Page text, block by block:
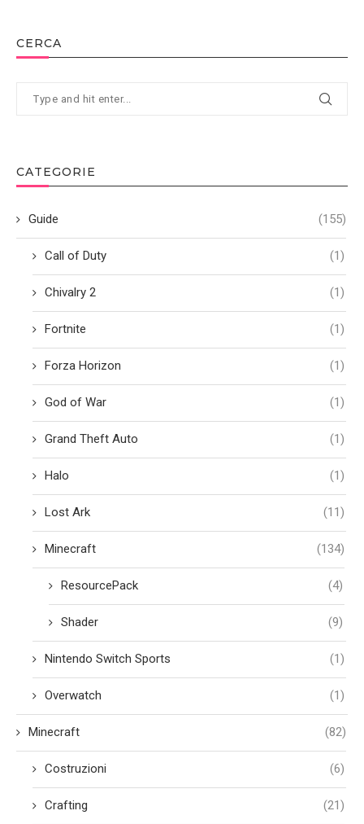
CERCA
CATEGORIE
Guide (155)
Call of Duty (1)
Chivalry 2 (1)
Fortnite (1)
Forza Horizon (1)
God of War (1)
Grand Theft Auto (1)
Halo (1)
Lost Ark (11)
Minecraft (134)
ResourcePack (4)
Shader (9)
Nintendo Switch Sports (1)
Overwatch (1)
Minecraft (82)
Costruzioni (6)
Crafting (21)